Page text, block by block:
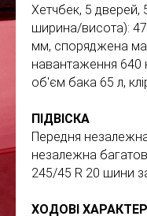
Хетчбек, 5 дверей,
ширина/висота):
мм, споряджена
навантаження 640
об'єм бака 65 л,
ПІДВІСКА
Передня
незалежна
245/45 R 20 шини
ХОДОВІ